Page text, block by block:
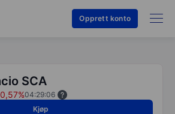
Opprett konto
SCA
04:29:06
Kjøp